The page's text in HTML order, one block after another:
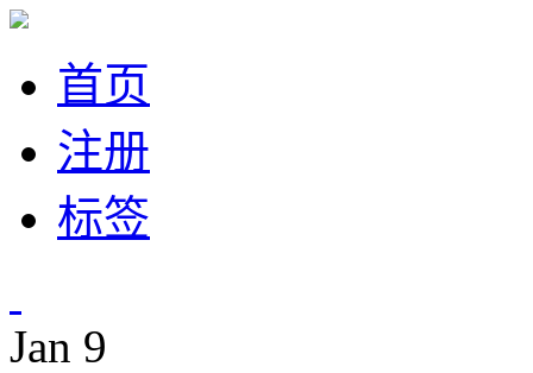
首页
注册
标签
Jan 9